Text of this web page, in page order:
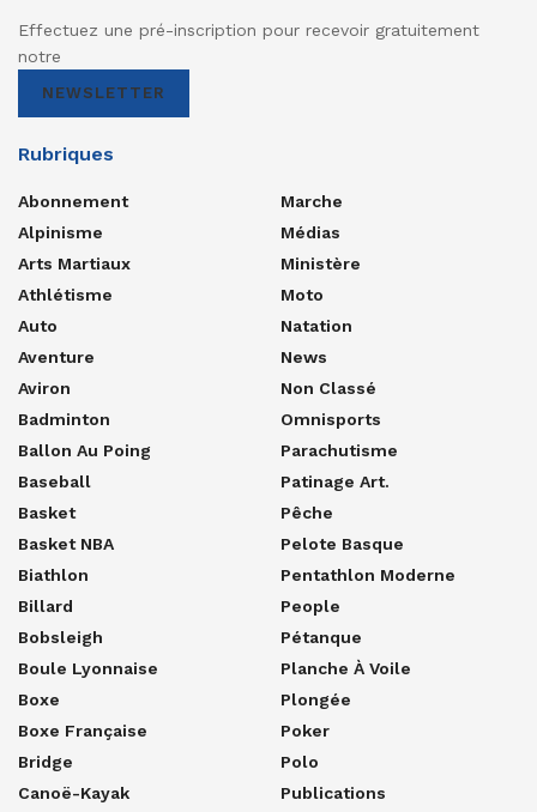
Effectuez une pré-inscription pour recevoir gratuitement
notre
NEWSLETTER
Rubriques
Abonnement
Alpinisme
Arts Martiaux
Athlétisme
Auto
Aventure
Aviron
Badminton
Ballon Au Poing
Baseball
Basket
Basket NBA
Biathlon
Billard
Bobsleigh
Boule Lyonnaise
Boxe
Boxe Française
Bridge
Canoë-Kayak
Marche
Médias
Ministère
Moto
Natation
News
Non Classé
Omnisports
Parachutisme
Patinage Art.
Pêche
Pelote Basque
Pentathlon Moderne
People
Pétanque
Planche À Voile
Plongée
Poker
Polo
Publications